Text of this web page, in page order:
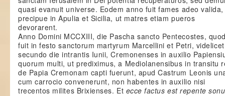
quasi evanuit universe. Eodem anno fuit fames adeo valida,
precipue in Apulia et Sicilia, ut matres etiam pueros
devorarent.
Anno Domini MCCXIII, die Pascha sancto Pentecostes,
fuit in festo sanctorum martyrum Marcellini et Petri, videlicet
secundo die intrantis Iunii, Cremonenses in auxilio
quorum multi, ut prediximus, a Mediolanensibus in transitu
de Papia Cremonam capti fuerunt, apud Castrum Leonis
cum carrocio convenerunt, non habentes in auxilio nisi
trecentos milites Brixienses. Et ecce factus est repente